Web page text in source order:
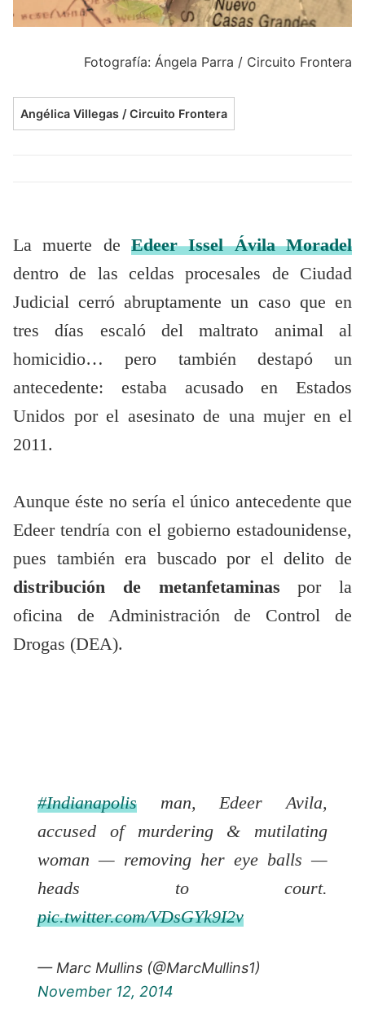
Fotografía: Ángela Parra / Circuito Frontera
Angélica Villegas / Circuito Frontera
La muerte de Edeer Issel Ávila Moradel
dentro de las celdas procesales de Ciudad
Judicial cerró abruptamente un caso que en
tres días escaló del maltrato animal al
homicidio… pero también destapó un
antecedente: estaba acusado en Estados
Unidos por el asesinato de una mujer en el
2011.
Aunque éste no sería el único antecedente que
Edeer tendría con el gobierno estadounidense,
pues también era buscado por el delito de
distribución de metanfetaminas por la
oficina de Administración de Control de
Drogas (DEA).
#Indianapolis man, Edeer Avila,
accused of murdering & mutilating
woman — removing her eye balls —
heads to court.
pic.twitter.com/VDsGYk9I2v
— Marc Mullins (@MarcMullins1)
November 12, 2014